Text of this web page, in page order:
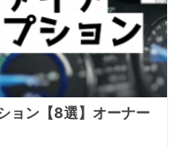
ョン【8選】オーナー